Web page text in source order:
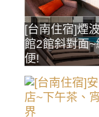
[台南住宿]煙
館2館斜對面
便!